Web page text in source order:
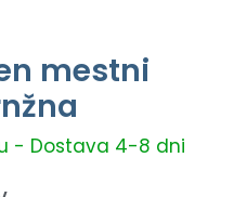
mestni
- Dostava 4-8 dni